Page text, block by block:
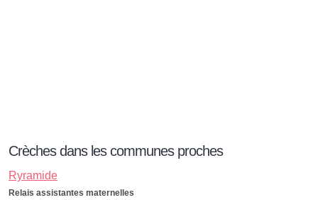
Crèches dans les communes proches
Ryramide
Relais assistantes maternelles